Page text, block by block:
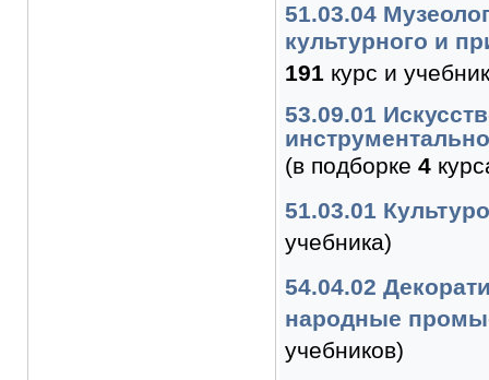
51.03.04
культурного и
191курс и
53.09.01
(в подборке 4
51.03.01
учебника)
54.04.02
народные
учебников)